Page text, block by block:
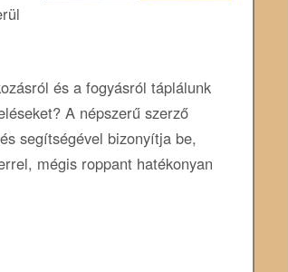
és a fogyásról táplálunk
A népszerű szerző
segítségével bizonyítja be,
mégis roppant hatékonyan